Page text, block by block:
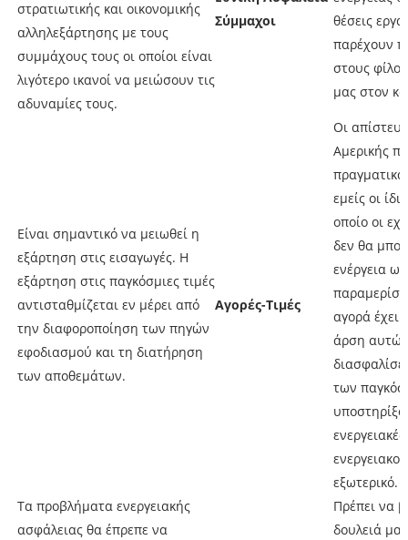
στρατιωτικής και οικονομικής
αλληλεξάρτησης με τους
συμμάχους τους οι οποίοι είναι
λιγότερο ικανοί να μειώσουν τις
αδυναμίες τους.
Σύμμαχοι
θέσεις
παρέχουν
στους
μας στον
Είναι σημαντικό να μειωθεί η
εξάρτηση στις εισαγωγές. Η
εξάρτηση στις παγκόσμιες τιμές
αντισταθμίζεται εν μέρει από
την διαφοροποίηση των πηγών
εφοδιασμού και τη διατήρηση
των αποθεμάτων.
Αγορές-Τιμές
Οι
Αμερικής
εμείς οι
οποίο οι
δεν θα
ενέργεια
αγορά έχει
άρση
των
εξωτερικό.
Τα προβλήματα ενεργειακής
ασφάλειας θα έπρεπε να
Πρέπει να
δουλειά